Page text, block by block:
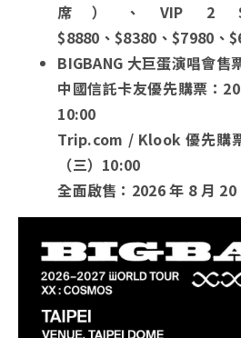
席）、VIP 2
$8880、$8380、$7980、
BIGBANG 大巨蛋演唱會售
中國信託卡友優先購票：
10:00
Trip.com / Klook 優先購
（三）10:00
全面啟售：2026 年 8 月